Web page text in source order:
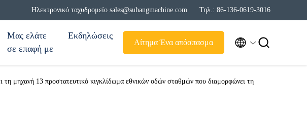
Ηλεκτρονικό ταχυδρομείο sales@suhangmachine.com Τηλ.: 86-136-0619-3016
Μας ελάτε
σε επαφή με
Εκδηλώσεις
Αίτημα Ένα απόσπασμα  
μηχανή 13 προστατευτικό κιγκλίδωμα εθνικών οδών σταθμών που διαμορφώνει τη